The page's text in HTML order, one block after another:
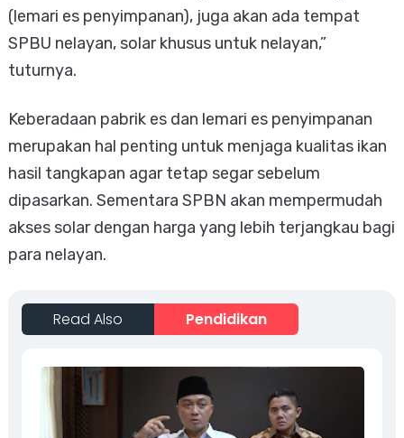
(lemari es penyimpanan), juga akan ada tempat
SPBU nelayan, solar khusus untuk nelayan,”
tuturnya.
Keberadaan pabrik es dan lemari es penyimpanan
merupakan hal penting untuk menjaga kualitas ikan
hasil tangkapan agar tetap segar sebelum
dipasarkan. Sementara SPBN akan mempermudah
akses solar dengan harga yang lebih terjangkau bagi
para nelayan.
Read Also Pendidikan